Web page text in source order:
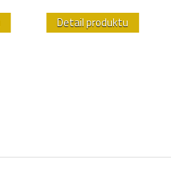
Detail produktu